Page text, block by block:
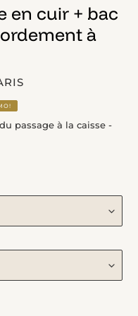
en cuir + bac
à
passage à la caisse -